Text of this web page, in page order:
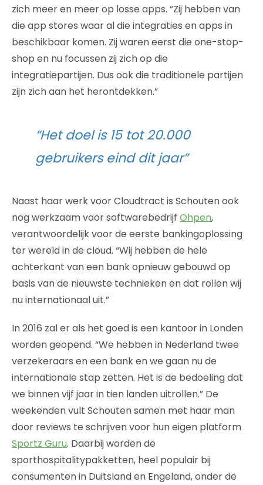
zich meer en meer op losse apps. “Zij hebben van
die app stores waar al die integraties en apps in
beschikbaar komen. Zij waren eerst die one-stop-
shop en nu focussen zij zich op die
integratiepartijen. Dus ook die traditionele partijen
zijn zich aan het herontdekken.”
“Het doel is 15 tot 20.000
gebruikers eind dit jaar”
Naast haar werk voor Cloudtract is Schouten ook
nog werkzaam voor softwarebedrijf Ohpen,
verantwoordelijk voor de eerste bankingoplossing
ter wereld in de cloud. “Wij hebben de hele
achterkant van een bank opnieuw gebouwd op
basis van de nieuwste technieken en dat rollen wij
nu internationaal uit.”
In 2016 zal er als het goed is een kantoor in Londen
worden geopend. “We hebben in Nederland twee
verzekeraars en een bank en we gaan nu de
internationale stap zetten. Het is de bedoeling dat
we binnen vijf jaar in tien landen uitrollen.” De
weekenden vult Schouten samen met haar man
door reviews te schrijven voor hun eigen platform
Sportz Guru. Daarbij worden de
sporthospitalitypakketten, heel populair bij
consumenten in Duitsland en Engeland, onder de